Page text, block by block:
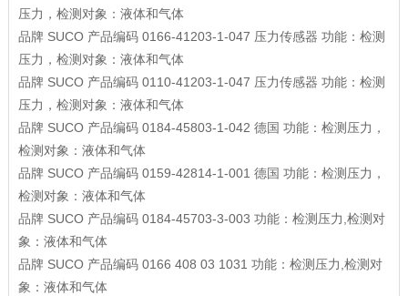
压力，检测对象：液体和气体
品牌 SUCO 产品编码 0166-41203-1-047 压力传感器 功能：检测
压力，检测对象：液体和气体
品牌 SUCO 产品编码 0110-41203-1-047 压力传感器 功能：检测
压力，检测对象：液体和气体
品牌 SUCO 产品编码 0184-45803-1-042 德国 功能：检测压力，
检测对象：液体和气体
品牌 SUCO 产品编码 0159-42814-1-001 德国 功能：检测压力，
检测对象：液体和气体
品牌 SUCO 产品编码 0184-45703-3-003 功能：检测压力,检测对
象：液体和气体
品牌 SUCO 产品编码 0166 408 03 1031 功能：检测压力,检测对
象：液体和气体